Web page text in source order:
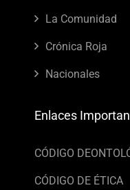
La Comunidad
Crónica Roja
Nacionales
Enlaces
CÓDIGO
CÓDIGO DE ÉTICA